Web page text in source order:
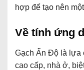
hợp để tạo nên
Về tính ứng
Gạch Ấn Độ là lựa
cao cấp, nhà ở,